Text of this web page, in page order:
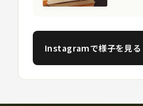
Instagramで様子を見る